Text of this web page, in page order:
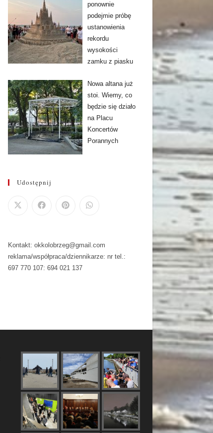
ponownie
podejmie próbę
ustanowienia
rekordu
wysokości
zamku z piasku
Nowa altana już
stoi. Wiemy, co
będzie się działo
na Placu
Koncertów
Porannych
Udostępnij
Kontakt: okkolobrzeg@gmail.com
reklama/współpraca/dziennikarze: nr tel.:
697 770 107: 694 021 137